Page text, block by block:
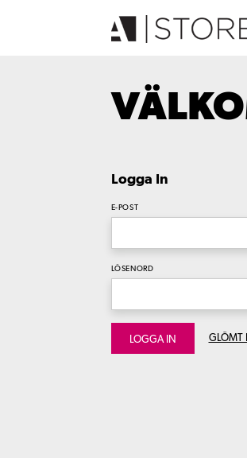
Logga In
E-POST
LÖSENORD
LOGGA IN GLÖMT